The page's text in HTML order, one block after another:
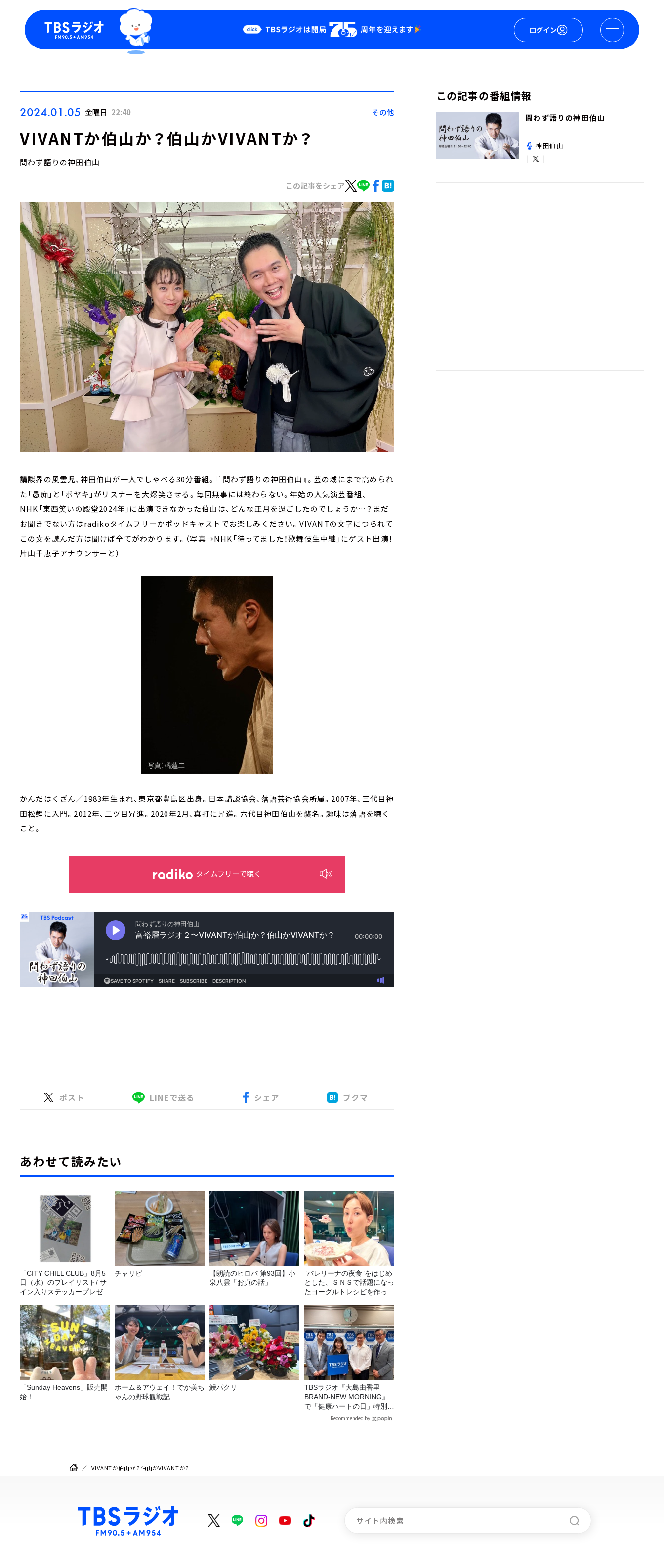
ログイン
Podcast
YouTube
2024.01.05 金曜日 22:40 その他
VIVANTか伯山か？伯山かVIVANTか？
問わず語りの神田伯山
この記事をシェア
講談界の風雲児、神田伯山が一人でしゃべる30分番組。『 問わず語りの神田伯山』。芸の域にまで高められ
た「愚痴」と「ボヤキ」がリスナーを大爆笑させる。毎回無事には終わらない。年始の人気演芸番組、
NHK「東西笑いの殿堂2024年」に出演できなかった伯山は、どんな正月を過ごしたのでしょうか…？まだ
お聞きでない方はradikoタイムフリーかポッドキャストでお楽しみください。VIVANTの文字につられて
この文を読んだ方は聞けば全てがわかります。（写真→NHK「待ってました！歌舞伎生中継」にゲスト出演！
片山千恵子アナウンサーと）
かんだはくざん／1983年生まれ、東京都豊島区出身。日本講談協会、落語芸術協会所属。2007年、三代目神
田松鯉に入門。2012年、二ツ目昇進。2020年2月、真打に昇進。六代目神田伯山を襲名。趣味は落語を聴く
こと。
タイムフリーで聴く
ポスト LINEで送る シェア ブクマ
あわせて読みたい
「CITY CHILL CLUB」8月5
日（水）のプレイリスト/ サ
イン入りステッカープレゼン
チャリピ
【朗読のヒロバ 第93回】小
泉八雲「お貞の話」
”バレリーナの夜食”をはじめ
とした、ＳＮＳで話題になっ
たヨーグルトレシピを作って
「Sunday Heavens」販売開
始！
ホーム＆アウェイ！でか美ち
ゃんの野球観戦記
鰻パクリ
TBSラジオ『大島由香里
BRAND-NEW MORNING』
で「健康ハートの日」特別企
画を8/10（月）に放送
Recommended by
この記事の番組情報
問わず語りの神田伯山
神田伯山
VIVANTか伯山か？伯山かVIVANTか？